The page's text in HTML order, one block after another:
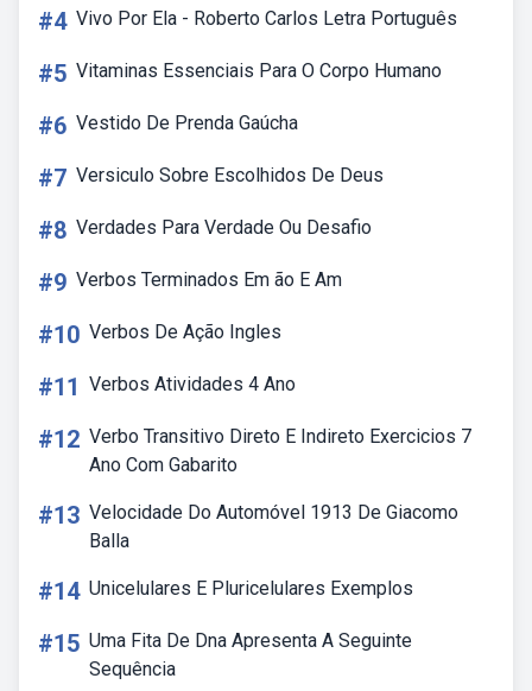
#4 Vivo Por Ela - Roberto Carlos Letra Português
#5 Vitaminas Essenciais Para O Corpo Humano
#6 Vestido De Prenda Gaúcha
#7 Versiculo Sobre Escolhidos De Deus
#8 Verdades Para Verdade Ou Desafio
#9 Verbos Terminados Em ão E Am
#10 Verbos De Ação Ingles
#11 Verbos Atividades 4 Ano
#12 Verbo Transitivo Direto E Indireto Exercicios 7
Ano Com Gabarito
#13 Velocidade Do Automóvel 1913 De Giacomo
Balla
#14 Unicelulares E Pluricelulares Exemplos
#15 Uma Fita De Dna Apresenta A Seguinte
Sequência